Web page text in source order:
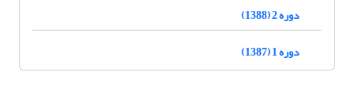
دوره 2 (1388)
دوره 1 (1387)